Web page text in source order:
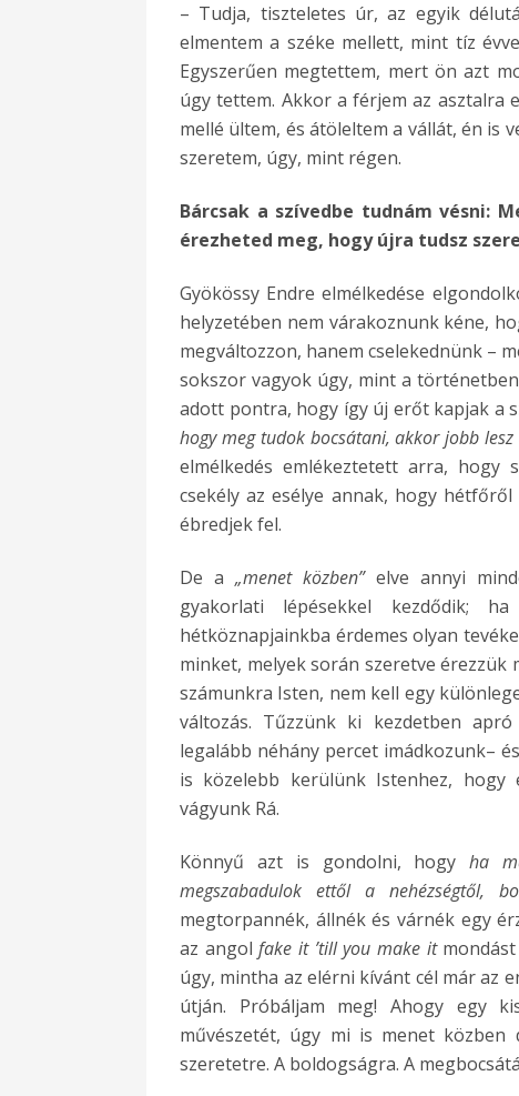
– Tudja, tiszteletes úr, az egyik
elmentem a széke mellett, mint tíz
Egyszerűen megtettem, mert ön azt
úgy tettem. Akkor a férjem az asztalra
mellé ültem, és átöleltem a vállát, én is
szeretem, úgy, mint régen.
Bárcsak a szívedbe tudnám vésni:
érezheted meg, hogy újra tudsz
Gyökössy Endre elmélkedése
helyzetében nem várakoznunk kéne,
megváltozzon, hanem cselekednünk –
sokszor vagyok úgy, mint a
adott pontra, hogy így új erőt kapjak a
hogy meg tudok bocsátani, akkor jobb
elmélkedés emlékeztetett arra, hogy
csekély az esélye annak, hogy
ébredjek fel.
De a „menet közben” elve annyi
gyakorlati lépésekkel kezdődik;
hétköznapjainkba érdemes olyan
minket, melyek során szeretve
számunkra Isten, nem kell egy
változás. Tűzzünk ki kezdetben
legalább néhány percet imádkozunk–
is közelebb kerülünk Istenhez,
vágyunk Rá.
Könnyű azt is gondolni, hogyha
megszabadulok ettől a nehézségtől,
megtorpannék, állnék és várnék egy
az angolfake it ’till you make itmondást
úgy, mintha az elérni kívánt cél már az
útján. Próbáljam meg! Ahogy egy
művészetét, úgy mi is menet
szeretetre. A boldogságra. A